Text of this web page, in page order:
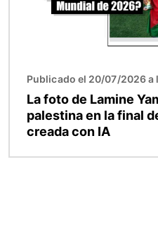
Publicado el 20/07/2026 a
La foto de Lamine
palestina en la final
creada con IA